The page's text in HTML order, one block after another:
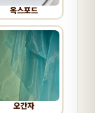
옥스포드
오간자